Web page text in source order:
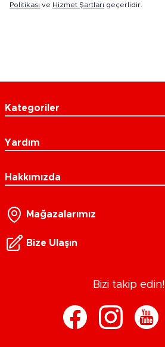
Politikası ve Hizmet Şartları geçerlidir.
Kategoriler
Yardım
Hakkımızda
Mağazalarımız
Bize Ulaşın
Bizi takip edin!